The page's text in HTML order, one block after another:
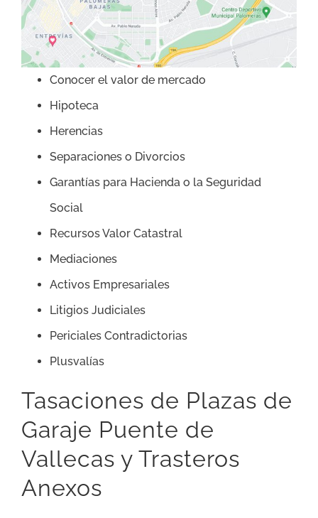
Conocer el valor de mercado
Hipoteca
Herencias
Separaciones o Divorcios
Garantías para Hacienda o la Seguridad
Social
Recursos Valor Catastral
Mediaciones
Activos Empresariales
Litigios Judiciales
Periciales Contradictorias
Plusvalías
Tasaciones de Plazas de
Garaje Puente de
Vallecas y Trasteros
Anexos